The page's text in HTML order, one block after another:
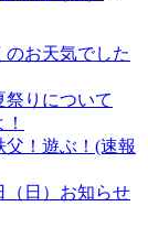
お天気でした
りについて
！遊ぶ！(速報
（日）お知らせ